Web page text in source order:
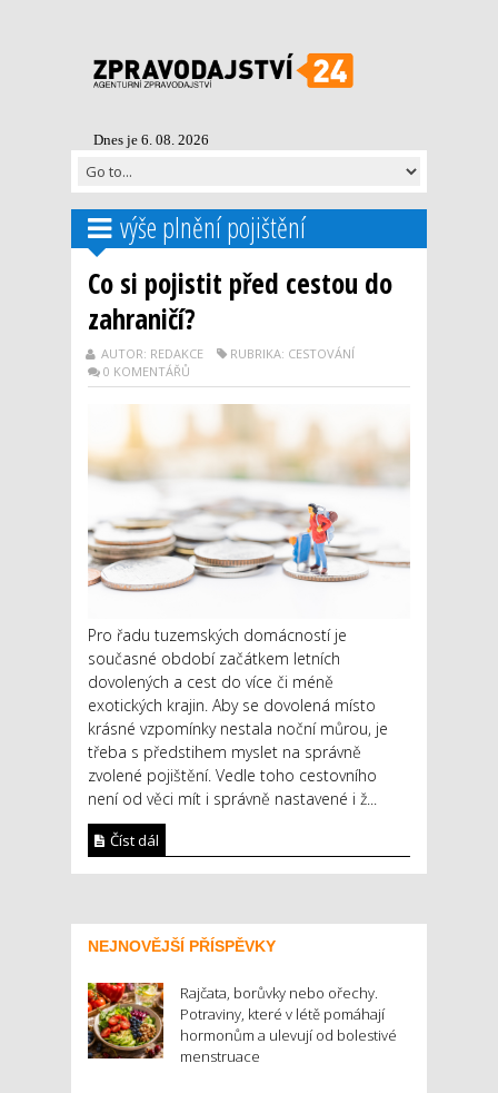
Dnes je 6. 08. 2026
výše plnění pojištění
Co si pojistit před cestou do
zahraničí?
AUTOR: REDAKCE
RUBRIKA: CESTOVÁNÍ
0 KOMENTÁŘŮ
Pro řadu tuzemských domácností je
současné období začátkem letních
dovolených a cest do více či méně
exotických krajin. Aby se dovolená místo
krásné vzpomínky nestala noční můrou, je
třeba s předstihem myslet na správně
zvolené pojištění. Vedle toho cestovního
není od věci mít i správně nastavené i ž...
Číst dál
NEJNOVĚJŠÍ PŘÍSPĚVKY
Rajčata, borůvky nebo ořechy.
Potraviny, které v létě pomáhají
hormonům a ulevují od bolestivé
menstruace